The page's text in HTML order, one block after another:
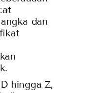
dan
hingga Z,